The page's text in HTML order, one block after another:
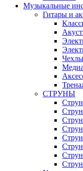
Музыкальные
Гитары и
СТРУНЫ